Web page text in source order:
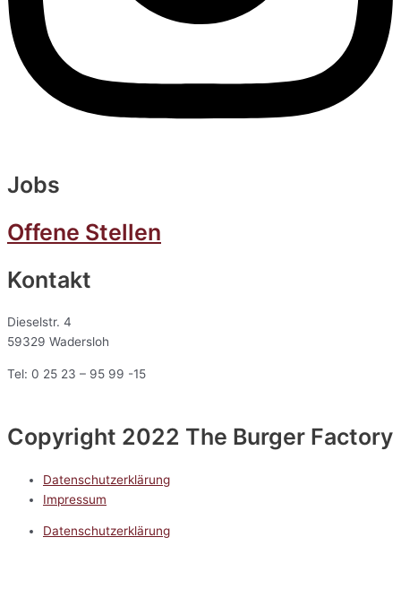
Jobs
Offene Stellen
Kontakt
Dieselstr. 4
59329 Wadersloh
Tel: 0 25 23 – 95 99 -15
Copyright 2022 The Burger Factory
Datenschutzerklärung
Impressum
Datenschutzerklärung